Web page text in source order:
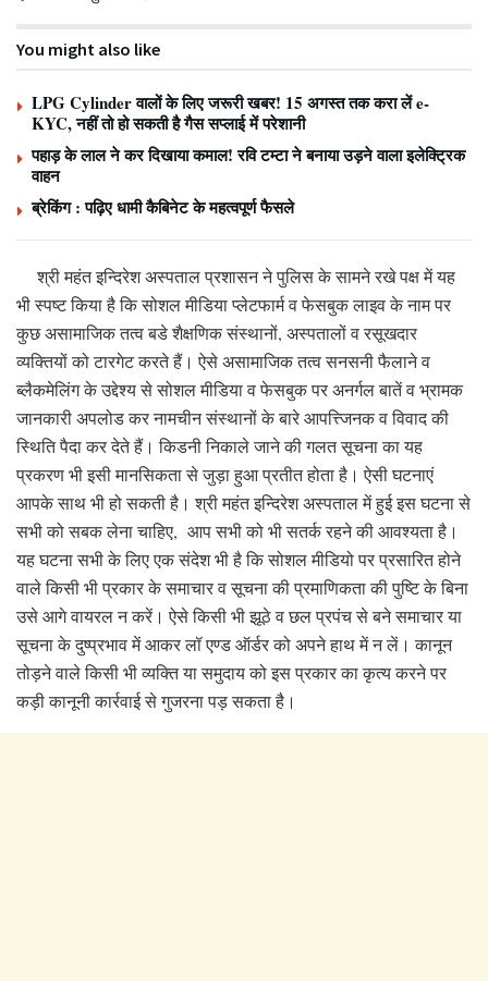
You might also like
LPG Cylinder वालों के लिए जरूरी खबर! 15 अगस्त तक करा लें e-
KYC, नहीं तो हो सकती है गैस सप्लाई में परेशानी
पहाड़ के लाल ने कर दिखाया कमाल! रवि टम्टा ने बनाया उड़ने वाला इलेक्ट्रिक
वाहन
ब्रेकिंग : पढ़िए धामी कैबिनेट के महत्वपूर्ण फैसले
श्री महंत इन्दिरेश अस्पताल प्रशासन ने पुलिस के सामने रखे पक्ष में यह
भी स्पष्ट किया है कि सोशल मीडिया प्लेटफार्म व फेसबुक लाइव के नाम पर
कुछ असामाजिक तत्व बडे शैक्षणिक संस्थानों, अस्पतालों व रसूखदार
व्यक्तियों को टारगेट करते हैं। ऐसे असामाजिक तत्व सनसनी फैलाने व
ब्लैकमेलिंग के उद्देश्य से सोशल मीडिया व फेसबुक पर अनर्गल बातें व भ्रामक
जानकारी अपलोड कर नामचीन संस्थानों के बारे आपत्त्जिनक व विवाद की
स्थिति पैदा कर देते हैं। किडनी निकाले जाने की गलत सूचना का यह
प्रकरण भी इसी मानसिकता से जुड़ा हुआ प्रतीत होता है। ऐसी घटनाएं
आपके साथ भी हो सकती है। श्री महंत इन्दिरेश अस्पताल में हुई इस घटना से
सभी को सबक लेना चाहिए, आप सभी को भी सतर्क रहने की आवश्यता है।
यह घटना सभी के लिए एक संदेश भी है कि सोशल मीडियो पर प्रसारित होने
वाले किसी भी प्रकार के समाचार व सूचना की प्रमाणिकता की पुष्टि के बिना
उसे आगे वायरल न करें। ऐसे किसी भी झूठे व छल प्रपंच से बने समाचार या
सूचना के दुष्प्रभाव में आकर लॉ एण्ड ऑर्डर को अपने हाथ में न लें। कानून
तोड़ने वाले किसी भी व्यक्ति या समुदाय को इस प्रकार का कृत्य करने पर
कड़ी कानूनी कार्रवाई से गुजरना पड़ सकता है।